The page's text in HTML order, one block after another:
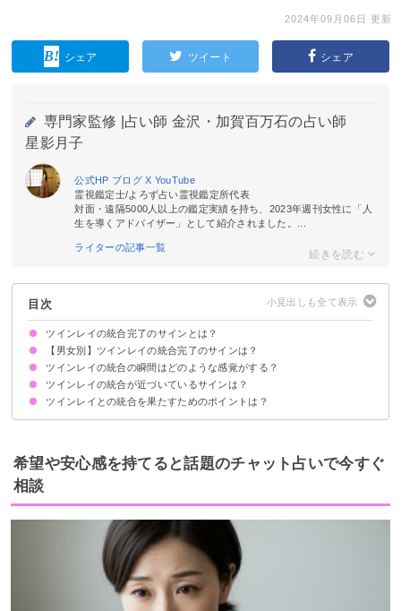
2024年09月06日 更新
シェア ツイート シェア
専門家監修 | 占い師 金沢・加賀百万石の占い師
星影月子
公式HP ブログX YouTube
霊視鑑定士/よろず占い霊視鑑定所代表
対面・遠隔5000人以上の鑑定実績を持ち、2023年週刊女性に「人
生を導くアドバイザー」として紹介されました。...
ライターの記事一覧
目次
ツインレイの統合完了のサインとは？
①「私たち」になる
②自立した個として活動できる
③過去も現在も未来も愛おしくなる
④愛の証明方法がわかる
⑤周りを幸せにするサインを送る
⑥以心伝心で伝え合う
⑦傷つけ合わなくなる
⑧今世での役割を全うする
⑨相手の本質を受け入れた状態になる
⑩中性的な雰囲気をまとっている
⑪ツインレイを虚構だと思うようになる
⑫愛で世界を改変できる
⑬永遠の愛が現実になる
【男女別】ツインレイの統合完了のサインは？
ツインレイ男性に現れる統合完了のサイン
ツインレイ女性に現れる統合完了のサイン
ツインレイの統合の瞬間はどのような感覚がする？
ツインレイの統合が近づいているサインは？
①常にシンクロニシティが起こる状態
②暗示的な夢を見るようになる
③エンジェルナンバーが視界に入る
④サイレント期間が始まる
⑤自分の本当の気持ちに気がつく
ツインレイとの統合を果たすためのポイントは？
互いを尊重ししっかりとコミュニケーションを取る
ツインレイと統合できる未来をイメージして信じる
自分の精神の成長を目指す
経済的・精神的に自立する
相手への執着を手放す
希望や安心感を持てると話題のチャット占いで今すぐ
相談